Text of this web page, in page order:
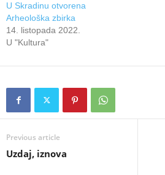
U Skradinu otvorena
Arheološka zbirka
14. listopada 2022.
U "Kultura"
Previous article
Uzdaj, iznova